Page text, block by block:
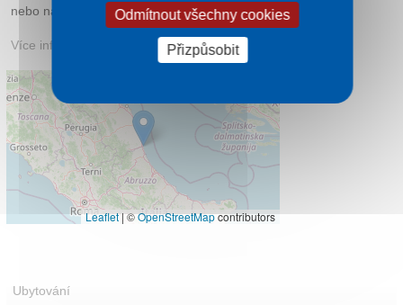
nebo na kole.
Více informací: martinsicuro.gov.it
Leaflet|©OpenStreetMapcontributors
Ubytování
Odmítnout všechny cookies
Přizpůsobit